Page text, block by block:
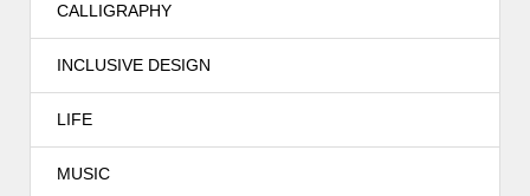
CALLIGRAPHY
INCLUSIVE DESIGN
LIFE
MUSIC